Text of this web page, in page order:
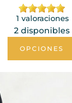
1 valoraciones
2 disponibles
OPCIONES